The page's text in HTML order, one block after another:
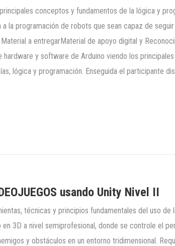
conceptos y fundamentos de la lógica y
la programación de robots que sean capaz de
a entregarMaterial de apoyo digital y
hardware y software de Arduino viendo los
lógica y programación. Enseguida el participante
usando Unity Nivel II
técnicas y principios fundamentales del uso de
3D a nivel semiprofesional, donde se controle el
y obstáculos en un entorno tridimensional.